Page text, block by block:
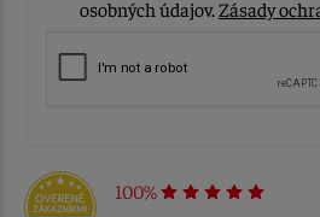
osobných údajov.Zásady
100%